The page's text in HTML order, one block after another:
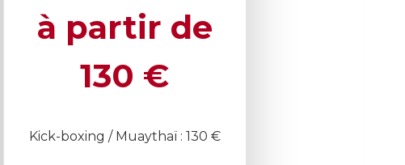
à partir de
130 €
Kick-boxing / Muaythaï : 130 €